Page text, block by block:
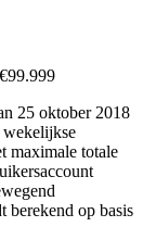
25 oktober 2018
wekelijkse
maximale totale
berekend op basis